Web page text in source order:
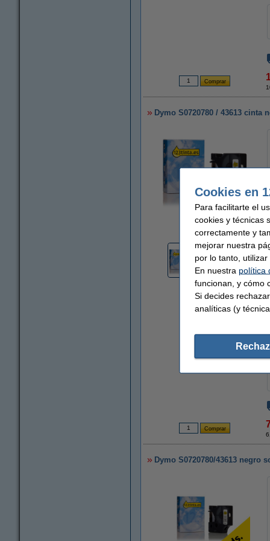
Dymo S0720780 / 43613 cinta
Ampliar
Dymo S0720780/43613 negro
Cookies en
Para facilitarte el
cookies y técnicas
correctamente y
mejorar nuestra
por lo tanto,
En nuestra política
funcionan, y cómo
Si decides
analíticas (y